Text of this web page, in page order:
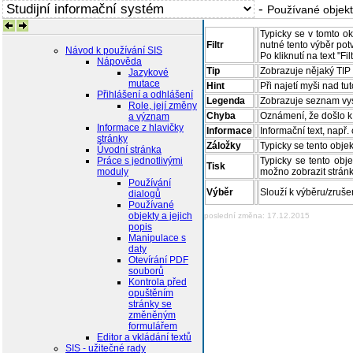
- Používané
Návod k používání SIS
Nápověda
Jazykové
mutace
Přihlášení a odhlášení
Role, její změny
a význam
Informace z hlavičky
stránky
Úvodní stránka
Práce s jednotlivými
moduly
Používání
dialogů
Používané
objekty a jejich
popis
Manipulace s
daty
Otevírání PDF
souborů
Kontrola před
opuštěním
stránky se
změněným
formulářem
Editor a vkládání textů
SIS - užitečné rady
Filtr
Po
Tip
Hint
Při
Legenda
Chyba
Informace
Záložky
Tisk